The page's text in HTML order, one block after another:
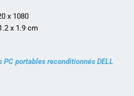
x 1080
x 1.9 cm
PC portables reconditionnés DELL